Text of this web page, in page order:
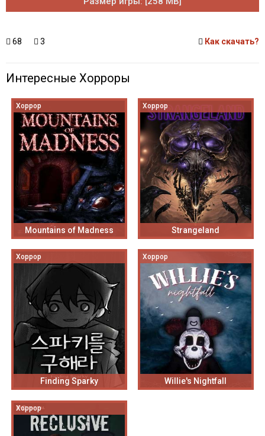
68 3 Как скачать?
Интересные Хорроры
Хоррор
Mountains of Madness
Хоррор
Strangeland
Хоррор
Finding Sparky
Хоррор
Willie's Nightfall
Хоррор